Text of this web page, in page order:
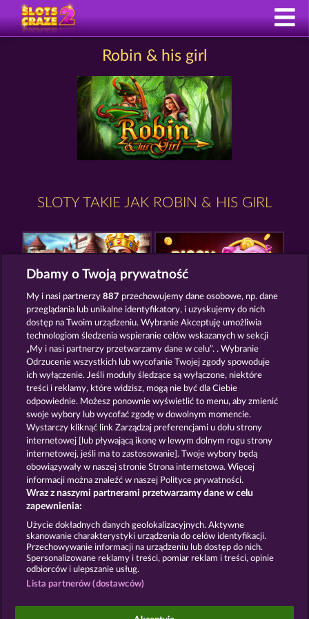
Robin & his girl
SLOTY TAKIE JAK ROBIN & HIS GIRL
KING & QUEEN PIGGY COLLECT MULTIPLY
SUPER PIGGY COINS DEAD LEGION
Zasady i warunki Polityka prywatności
Nota prawna Firma FAQ Facebook
Prześlij wniosek o wypłatę
Gry społecznościowe mają przeznaczenie czysto
Dbamy o Twoją prywatność
My i nasi partnerzy887 przechowujemy dane osobowe, np. dane
przeglądania lub unikalne identyfikatory, i uzyskujemy do nich
dostęp na Twoim urządzeniu. Wybranie Akceptuję umożliwia
technologiom śledzenia wspieranie celów wskazanych w sekcji
„My i nasi partnerzy przetwarzamy dane w celu”. . Wybranie
Odrzucenie wszystkich lub wycofanie Twojej zgody spowoduje
ich wyłączenie. Jeśli moduły śledzące są wyłączone, niektóre
treści i reklamy, które widzisz, mogą nie być dla Ciebie
odpowiednie. Możesz ponownie wyświetlić to menu, aby zmienić
swoje wybory lub wycofać zgodę w dowolnym momencie.
Wystarczy kliknąć link Zarządzaj preferencjami u dołu strony
internetowej [lub pływającą ikonę w lewym dolnym rogu strony
internetowej, jeśli ma to zastosowanie]. Twoje wybory będą
obowiązywały w naszej stronie Strona internetowa. Więcej
informacji można znaleźć w naszej Polityce prywatności.
Wraz z naszymi partnerami przetwarzamy dane w celu
zapewnienia:
Użycie dokładnych danych geolokalizacyjnych. Aktywne
skanowanie charakterystyki urządzenia do celów identyfikacji.
Przechowywanie informacji na urządzeniu lub dostęp do nich.
Spersonalizowane reklamy i treści, pomiar reklam i treści, opinie
odbiorców i ulepszanie usług.
Lista partnerów (dostawców)